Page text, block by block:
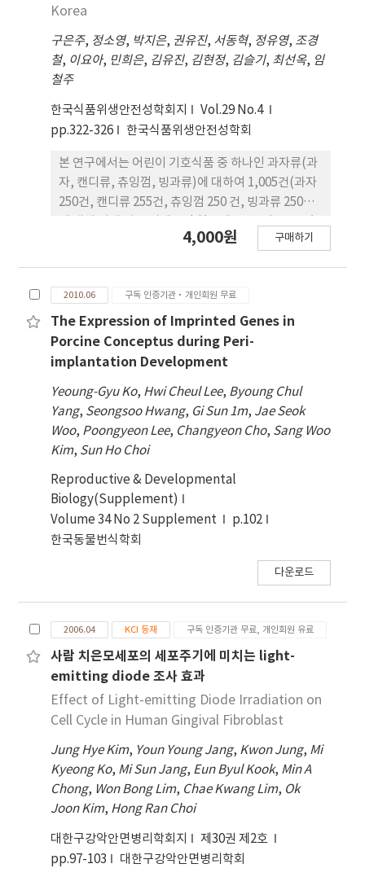
정량한계, 정밀도, 정확성, 재현성에 대하여 분석법
유효성 검증을 수행했고, AOAC, EURACHEM 가이
드라인에 부합되는 결과를 얻었다.
Korea
구은주, 정소영, 박지은, 권유진, 서동혁, 정유영, 조경
철, 이요아, 민희은, 김유진, 김현정, 김슬기, 최선옥, 임
철주
한국식품위생안전성학회지
Vol.29 No.4
pp.322-326
한국식품위생안전성학회
본 연구에서는 어린이 기호식품 중 하나인 과자류(과
자, 캔디류, 츄잉껌, 빙과류)에 대하여 1,005건(과자
250건, 캔디류 255건, 츄잉껌 250 건, 빙과류 250건)
대장균과 더불어 식중독 원인균인 바실러스 세레우
반세균 수의 경우 전체 시료의 26.8%에서 검출되었
고, 검출된 세균 수는 1.7 log CFU/g을 나타내었다.
유형별로 살펴보았을 때에는 과자 250건 중 45.2%의
시료에서 검출되었으며, 빙과류 28.8%, 캔디류
인되었다. 다른 위생지표 세균인 대장균군/대장균의
경우는 모든 시료에서 검출되지 않았다. 식중독균을
분석한 결과에서는 캔디류를 제외한 나머지 유형에서
바실러스 세레우스만 검출이 되었고, 평균 검출량은
1.4~1.6 log CFU/g로 현행 식품공전상의 미생물규
격인 3 log CFU/g 이하 수준으로 모두 적합한 제품
이었다. 이는 식품공전 상에서 정 하고 있는 미생물 규
격에 비해서는 낮은 수치로 식품의 제조·유통에는
어린이들에게 안전한 식품을 제공하기 위해 합리적이
4,000원 구매하기
2010.06 구독 인증기관·개인회원 무료
The Expression of Imprinted Genes in
Porcine Conceptus during Peri-
implantation Development
Yeoung-Gyu Ko, Hwi Cheul Lee, Byoung Chul
Yang, Seongsoo Hwang, Gi Sun 1m, Jae Seok
Woo, Poongyeon Lee, Changyeon Cho, Sang Woo
Kim, Sun Ho Choi
Reproductive & Developmental
Biology(Supplement)
Volume 34 No 2 Supplement
p.102
한국동물번식학회
다운로드
2006.04 KCI 등재 구독 인증기관 무료, 개인회원 유료
사람 치은모세포의 세포주기에 미치는 light-
emitting diode 조사 효과
Effect of Light-emitting Diode Irradiation on
Cell Cycle in Human Gingival Fibroblast
Jung Hye Kim, Youn Young Jang, Kwon Jung, Mi
Kyeong Ko, Mi Sun Jang, Eun Byul Kook, Min A
Chong, Won Bong Lim, Chae Kwang Lim, Ok
Joon Kim, Hong Ran Choi
대한구강악안면병리학회지
제30권 제2호
pp.97-103
대한구강악안면병리학회